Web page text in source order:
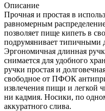
Описание
Прочная и простая в
равномерным
позволяет пище кипеть в
подрумянивает типичными
Эргономичная длинная
снимается для удобного
ручки простая и
свободное от ПФОК
извлечения пищи и легкой
ни кадмия. Носики, по
аккуратного слива.